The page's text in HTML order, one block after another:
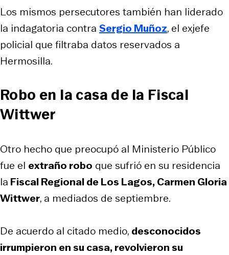
Los mismos persecutores también han liderado
la indagatoria contra Sergio Muñoz, el exjefe
policial que filtraba datos reservados a
Hermosilla.
Robo en la casa de la Fiscal
Wittwer
Otro hecho que preocupó al Ministerio Público
fue el extraño robo que sufrió en su residencia
la Fiscal Regional de Los Lagos, Carmen Gloria
Wittwer, a mediados de septiembre.
De acuerdo al citado medio, desconocidos
irrumpieron en su casa, revolvieron su